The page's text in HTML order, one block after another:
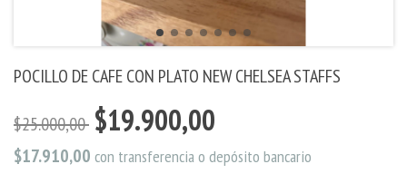
POCILLO DE CAFE CON PLATO NEW CHELSEA STAFFS
$25.000,00 $19.900,00
$17.910,00 con transferencia o depósito bancario